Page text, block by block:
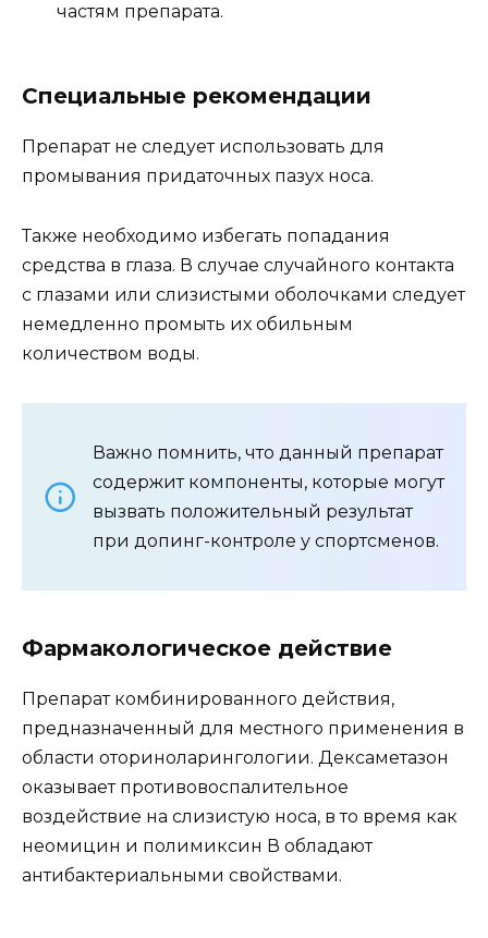
частям препарата.
Специальные рекомендации
Препарат не следует использовать для
промывания придаточных пазух носа.
Также необходимо избегать попадания
средства в глаза. В случае случайного контакта
с глазами или слизистыми оболочками следует
немедленно промыть их обильным
количеством воды.
Важно помнить, что данный препарат
содержит компоненты, которые могут
вызвать положительный результат
при допинг-контроле у спортсменов.
Фармакологическое действие
Препарат комбинированного действия,
предназначенный для местного применения в
области оториноларингологии. Дексаметазон
оказывает противовоспалительное
воздействие на слизистую носа, в то время как
неомицин и полимиксин В обладают
антибактериальными свойствами.